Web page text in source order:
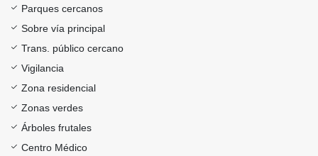
Parques cercanos
Sobre vía principal
Trans. público cercano
Vigilancia
Zona residencial
Zonas verdes
Árboles frutales
Centro Médico